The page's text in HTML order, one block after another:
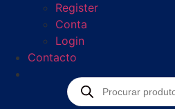
Register
Conta
Login
Contacto